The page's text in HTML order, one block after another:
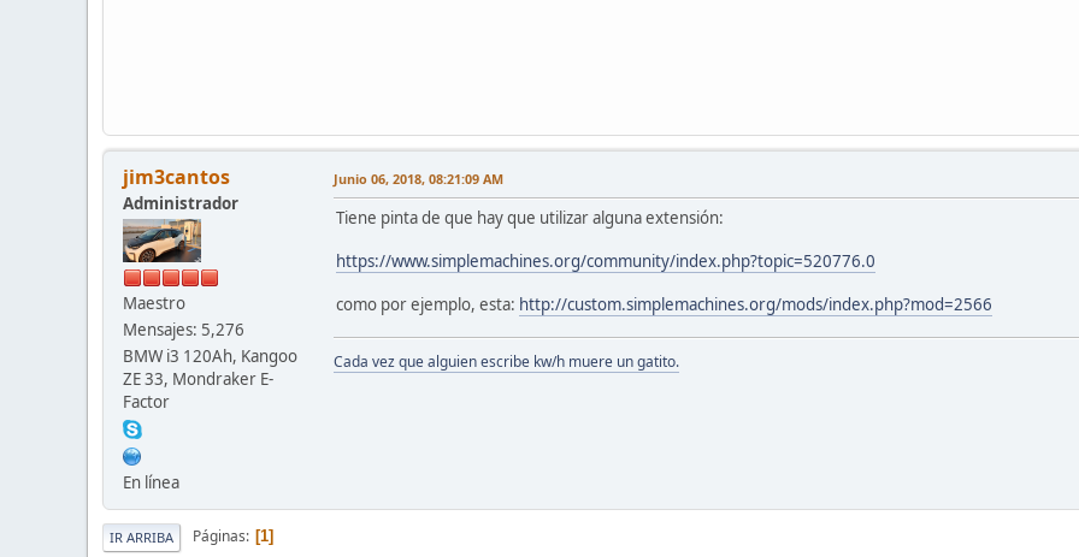
jim3cantos
Administrador
Maestro
Mensajes: 5,276
BMW i3 120Ah, Kangoo
ZE 33, Mondraker E-
Factor
En línea
Junio 06, 2018, 08:21:09 AM
Tiene pinta de que hay que utilizar alguna extensión:
https://www.simplemachines.org/community/index.php?topic=520776.0
como por ejemplo, esta: http://custom.simplemachines.org/mods/index.php?mod=2566
Cada vez que alguien escribe kw/h muere un gatito.
IR ARRIBA Páginas 1